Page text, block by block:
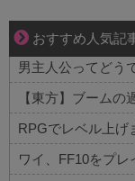
おすすめ人気記
不器用な二人が辿
男主人公ってどう
【東方】ブームの
RPGでレベル上げ
ワイ、FF10をプレ